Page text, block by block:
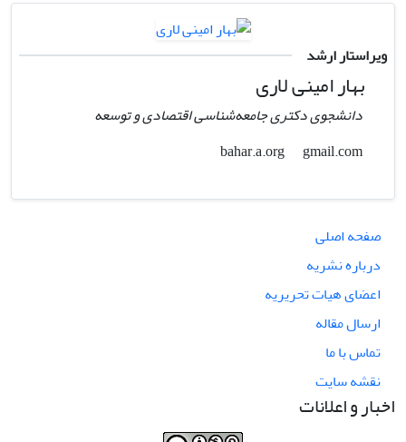
ویراستار ارشد
بهار امینی لاری
دانشجوی دکتری جامعه‌شناسی اقتصادی و توسعه
gmail.com
صفحه اصلی
درباره نشریه
اعضای هیات تحریریه
ارسال مقاله
تماس با ما
نقشه سایت
اخبار و اعلانات